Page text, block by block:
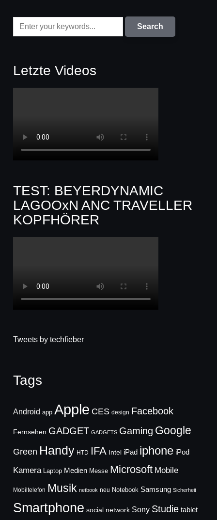
Letzte Videos
TEST: BEYERDYNAMIC
LAGOOxN ANC TRAVELLER
KOPFHÖRER
Tweets by techfieber
Tags
Android app Apple CES design Facebook
Fernsehen GADGET GADGETS Gaming Google
Green Handy HTD IFA Intel iPad iphone iPod
Kamera Laptop Medien Messe Microsoft Mobile
Mobiltelefon Musik netbook neu Notebook Samsung Sicherheit
Smartphone social network Sony Studie tablet